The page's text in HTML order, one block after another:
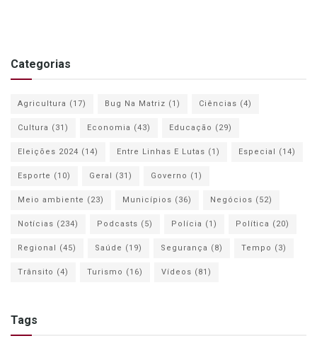
Categorias
Agricultura (17) Bug Na Matriz (1) Ciências (4)
Cultura (31) Economia (43) Educação (29)
Eleições 2024 (14) Entre Linhas E Lutas (1) Especial (14)
Esporte (10) Geral (31) Governo (1)
Meio ambiente (23) Municípios (36) Negócios (52)
Notícias (234) Podcasts (5) Polícia (1) Política (20)
Regional (45) Saúde (19) Segurança (8) Tempo (3)
Trânsito (4) Turismo (16) Vídeos (81)
Tags